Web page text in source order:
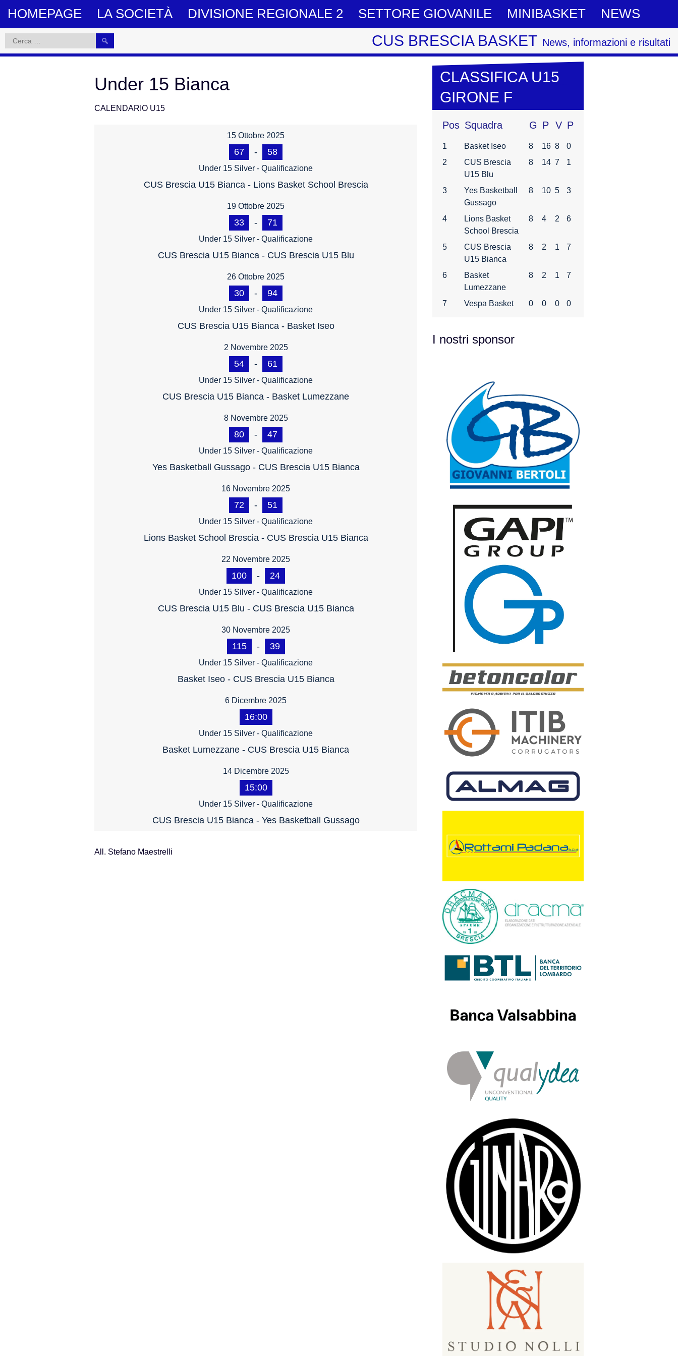
content
CUS BRESCIA BASKET News, informazioni e risultati
HOMEPAGE LA SOCIETÀ DIVISIONE REGIONALE 2 SETTORE GIOVANILE MINIBASKET
NEWS
CONTATTI
Ricerca
per:
Under 15 Bianca
CALENDARIO U15
15 Ottobre 2025
67 - 58
Under 15 Silver - Qualificazione
CUS Brescia U15 Bianca - Lions Basket School Brescia
19 Ottobre 2025
33 - 71
Under 15 Silver - Qualificazione
CUS Brescia U15 Bianca - CUS Brescia U15 Blu
26 Ottobre 2025
30 - 94
Under 15 Silver - Qualificazione
CUS Brescia U15 Bianca - Basket Iseo
2 Novembre 2025
54 - 61
Under 15 Silver - Qualificazione
CUS Brescia U15 Bianca - Basket Lumezzane
8 Novembre 2025
80 - 47
Under 15 Silver - Qualificazione
Yes Basketball Gussago - CUS Brescia U15 Bianca
16 Novembre 2025
72 - 51
Under 15 Silver - Qualificazione
Lions Basket School Brescia - CUS Brescia U15 Bianca
22 Novembre 2025
100 - 24
Under 15 Silver - Qualificazione
CUS Brescia U15 Blu - CUS Brescia U15 Bianca
30 Novembre 2025
115 - 39
Under 15 Silver - Qualificazione
Basket Iseo - CUS Brescia U15 Bianca
6 Dicembre 2025
16:00
Under 15 Silver - Qualificazione
Basket Lumezzane - CUS Brescia U15 Bianca
14 Dicembre 2025
15:00
Under 15 Silver - Qualificazione
CUS Brescia U15 Bianca - Yes Basketball Gussago
All. Stefano Maestrelli
CLASSIFICA U15
GIRONE F
Pos Squadra G P V P
1 Basket Iseo 8 16 8
0
2
CUS Brescia
U15 Blu
8 14 7 1
3
Yes Basketball
Gussago
8 10 5 3
4
Lions Basket
School Brescia
8 4 2 6
5
CUS Brescia
U15 Bianca
8 2 1 7
6
Basket
Lumezzane
8 2 1 7
7 Vespa Basket 0 0 0 0
I nostri sponsor